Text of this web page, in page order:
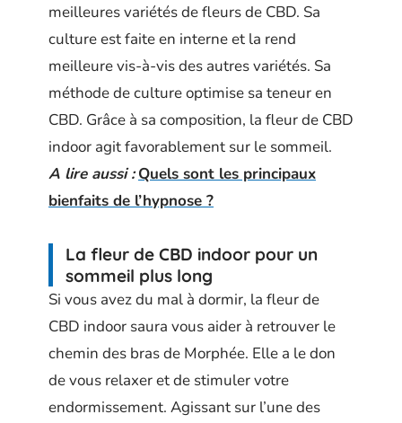
meilleures variétés de fleurs de CBD. Sa
culture est faite en interne et la rend
meilleure vis-à-vis des autres variétés. Sa
méthode de culture optimise sa teneur en
CBD. Grâce à sa composition, la fleur de CBD
indoor agit favorablement sur le sommeil.
A lire aussi : Quels sont les principaux
bienfaits de l’hypnose ?
La fleur de CBD indoor pour un
sommeil plus long
Si vous avez du mal à dormir, la fleur de
CBD indoor saura vous aider à retrouver le
chemin des bras de Morphée. Elle a le don
de vous relaxer et de stimuler votre
endormissement. Agissant sur l’une des